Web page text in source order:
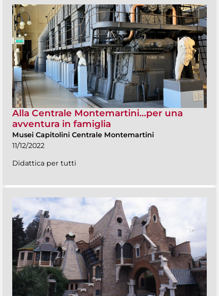
Alla Centrale Montemartini…per una
avventura in famiglia
Musei Capitolini Centrale Montemartini
11/12/2022
Didattica per tutti